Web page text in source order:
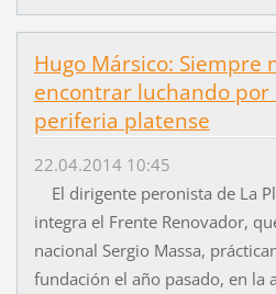
Hugo Mársico: Siempre
encontrar luchando por
periferia platense
22.04.2014 10:45
El dirigente peronista de La
integra el Frente Renovador,
nacional Sergio Massa,
fundación el año pasado, en la